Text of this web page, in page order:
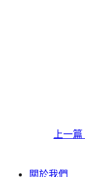
上一篇
關於我們